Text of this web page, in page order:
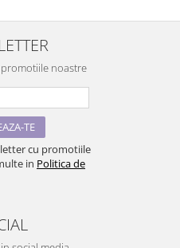
noastre
cu promotiile
in Politica de